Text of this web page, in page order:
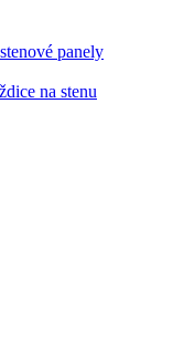
panely
na stenu